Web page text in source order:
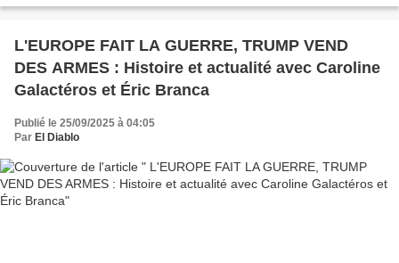
L'EUROPE FAIT LA GUERRE, TRUMP VEND
DES ARMES : Histoire et actualité avec Caroline
Galactéros et Éric Branca
Publié le 25/09/2025 à 04:05
Par El Diablo